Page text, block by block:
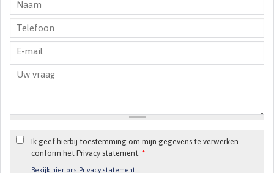
Ik geef hierbij toestemming om mijn gegevens te verwerken
conform het Privacy statement. *
Bekijk hier ons Privacy statement